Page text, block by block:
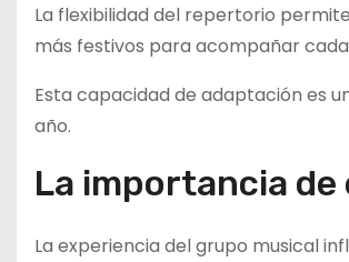
La flexibilidad del repertorio
más festivos para acompañar
Esta capacidad de adaptación es
año.
La importancia
La experiencia del grupo musical